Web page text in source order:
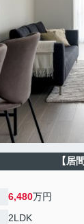
【居
6,480万円
2LDK